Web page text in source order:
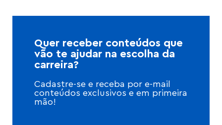
Quer receber conteúdos que
vão te ajudar na escolha da
carreira?
Cadastre-se e receba por e-mail
conteúdos exclusivos e em primeira
mão!